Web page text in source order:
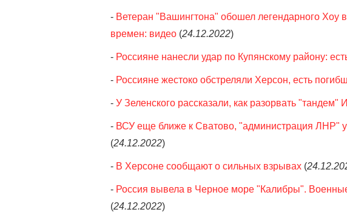
- Ветеран "Вашингтона" обошел легендарного Хоу
времен: видео (24.12.2022)
- Россияне нанесли удар по Купянскому району:
- Россияне жестоко обстреляли Херсон, есть
- У Зеленского рассказали, как разорвать "тандем"
- ВСУ еще ближе к Сватово, "администрация ЛНР"
(24.12.2022)
- В Херсоне сообщают о сильных взрывах (
- Россия вывела в Черное море "Калибры".
(24.12.2022)